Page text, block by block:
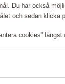
Du har också
och sedan klicka
cookies" längst